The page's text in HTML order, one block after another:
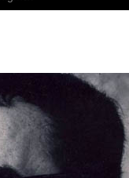
Neumann
la accidente